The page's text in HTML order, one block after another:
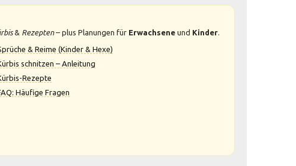
& Rezepten– plus Planungen für Erwachseneund Kinder.
& Reime (Kinder & Hexe)
schnitzen – Anleitung
Rezepte
Häufige Fragen